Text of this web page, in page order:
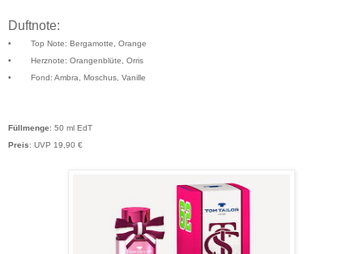
Duftnote:
• Top Note: Bergamotte, Orange
• Herznote: Orangenblüte, Orris
• Fond: Ambra, Moschus, Vanille
Füllmenge: 50 ml EdT
Preis: UVP 19,90 €